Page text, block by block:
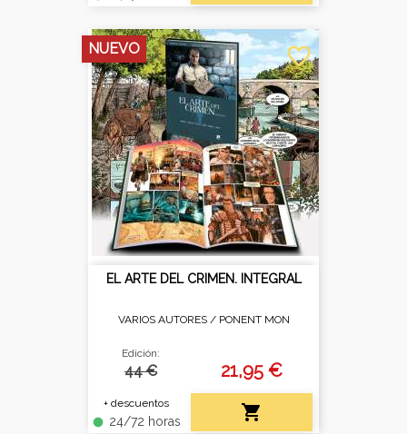
EL ARTE DEL CRIMEN. INTEGRAL
VARIOS AUTORES / PONENT MON
Edición:
44 €
+ descuentos
fiber_manual_record 24/72 horas
21,95 €

favorite_border
NUEVO